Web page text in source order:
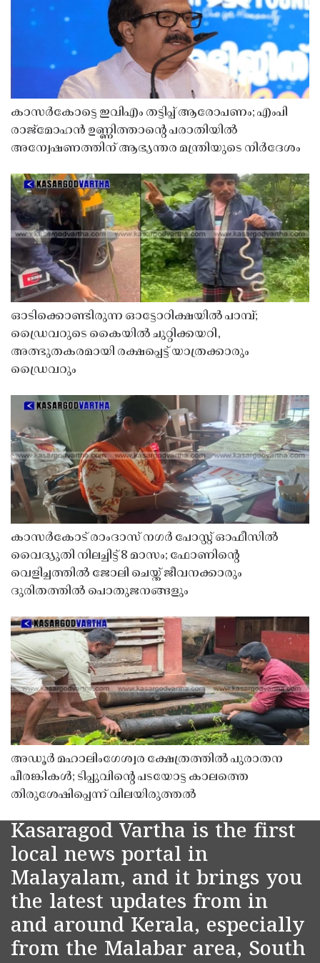
കാസർകോട്ടെ ഇവിഎം തട്ടിപ്പ് ആരോപണം; എംപി
രാജ്‌മോഹൻ ഉണ്ണിത്താന്റെ പരാതിയിൽ
അന്വേഷണത്തിന് ആഭ്യന്തര മന്ത്രിയുടെ നിർദേശം
ഓടിക്കൊണ്ടിരുന്ന ഓട്ടോറിക്ഷയിൽ പാമ്പ്;
ഡ്രൈവറുടെ കൈയിൽ ചുറ്റിക്കയറി,
അത്ഭുതകരമായി രക്ഷപ്പെട്ട് യാത്രക്കാരും
ഡ്രൈവറും
കാസർകോട് രാംദാസ് നഗർ പോസ്റ്റ് ഓഫീസിൽ
വൈദ്യുതി നിലച്ചിട്ട് 8 മാസം; ഫോണിൻ്റെ
വെളിച്ചത്തിൽ ജോലി ചെയ്ത് ജീവനക്കാരും
ദുരിതത്തിൽ പൊതുജനങ്ങളും
അഡൂർ മഹാലിംഗേശ്വര ക്ഷേത്രത്തിൽ പുരാതന
പീരങ്കികൾ; ടിപ്പുവിൻ്റെ പടയോട്ട കാലത്തെ
തിരുശേഷിപ്പെന്ന് വിലയിരുത്തൽ
Kasaragod Vartha is the first
local news portal in
Malayalam, and it brings you
the latest updates from in
and around Kerala, especially
from the Malabar area, South